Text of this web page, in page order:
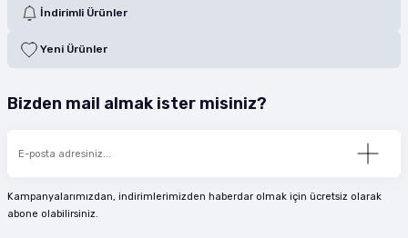
İndirimli Ürünler
Yeni Ürünler
Bizden mail almak ister misiniz?
Kampanyalarımızdan, indirimlerimizden haberdar olmak için ücretsiz olarak
abone olabilirsiniz.